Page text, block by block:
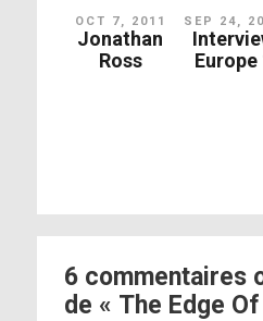
OCT 7, 2011
Jonathan
Ross
SEP 24,
Europe
6 commentaires
de « The Edge